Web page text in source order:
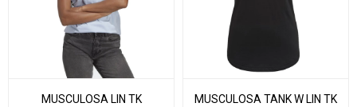
MUSCULOSA LIN TK
MUSCULOSA TANK W LIN TK